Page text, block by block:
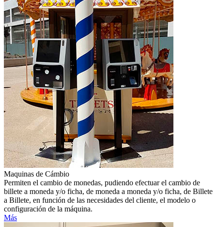
Maquinas de Cámbio
Permiten el cambio de monedas, pudiendo efectuar el cambio de
billete a moneda y/o ficha, de moneda a moneda y/o ficha, de Billete
a Billete, en función de las necesidades del cliente, el modelo o
configuración de la máquina.
Más